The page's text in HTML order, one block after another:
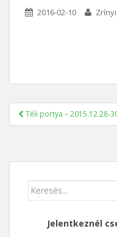
2016-02-10
Bejegyzés
navigáció
Téli portya – 2015.12.28-
Keresés
Jelentkeznél